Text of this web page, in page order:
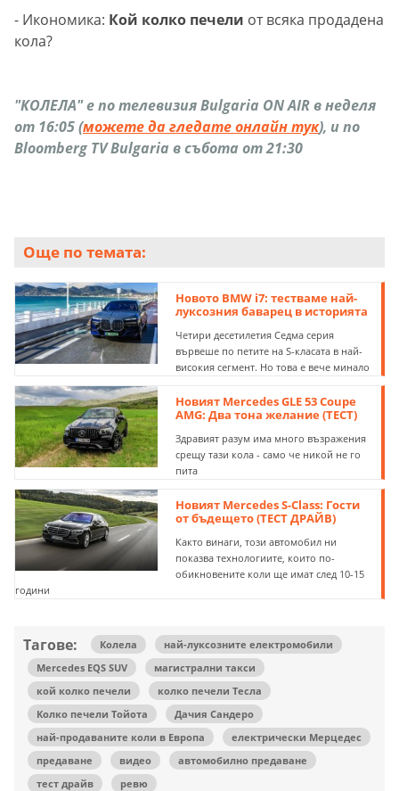
- Икономика: Кой колко печели от всяка продадена
кола?
"КОЛЕЛА" е по телевизия Bulgaria ON AIR в неделя
от 16:05 (можете да гледате онлайн тук), и по
Bloomberg TV Bulgaria в събота от 21:30
Още по темата:
Новото BMW i7: тестваме най-
луксозния баварец в историята
Четири десетилетия Седма серия
вървеше по петите на S-класата в най-
високия сегмент. Но това е вече минало
Новият Mercedes GLE 53 Coupe
AMG: Два тона желание (ТЕСТ)
Здравият разум има много възражения
срещу тази кола - само че никой не го
пита
Новият Mercedes S-Class: Гости
от бъдещето (ТЕСТ ДРАЙВ)
Както винаги, този автомобил ни
показва технологиите, които по-
обикновените коли ще имат след 10-15
години
Тагове: Колела
най-луксозните електромобили
Mercedes EQS SUV
магистрални такси
кой колко печели
колко печели Тесла
Колко печели Тойота
Дачия Сандеро
най-продаваните коли в Европа
електрически Мерцедес
предаване
видео
автомобилно предаване
тест драйв
ревю